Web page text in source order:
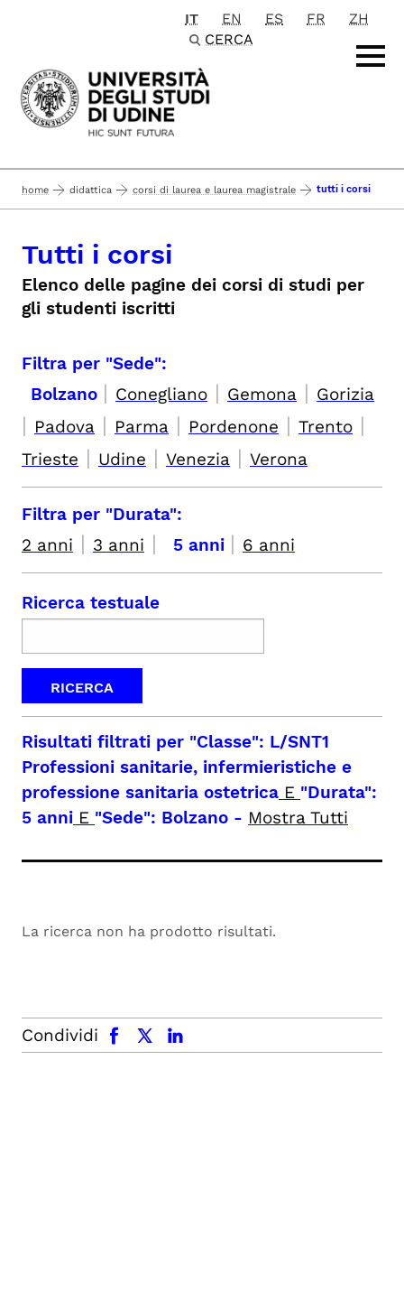
Passa al contenuto principale
IT EN ES FR
ZH
CERCA
home didattica corsi di laurea e laurea magistrale tutti i corsi
Tutti i corsi
Elenco delle pagine dei corsi di studi per
gli studenti iscritti
Filtra per "Sede":
Bolzano | Conegliano | Gemona | Gorizia
| Padova | Parma | Pordenone | Trento |
Trieste | Udine | Venezia | Verona
Filtra per "Durata":
2 anni | 3 anni | 5 anni | 6 anni
Ricerca testuale
Risultati filtrati per "Classe": L/SNT1
Professioni sanitarie, infermieristiche e
professione sanitaria ostetrica E "Durata":
5 anni E "Sede": Bolzano - Mostra Tutti
La ricerca non ha prodotto risultati.
Condividi
facebook x.com linkedin